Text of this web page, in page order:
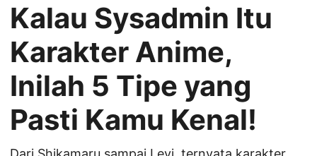
Kalau Sysadmin Itu
Karakter Anime,
Inilah 5 Tipe yang
Pasti Kamu Kenal!